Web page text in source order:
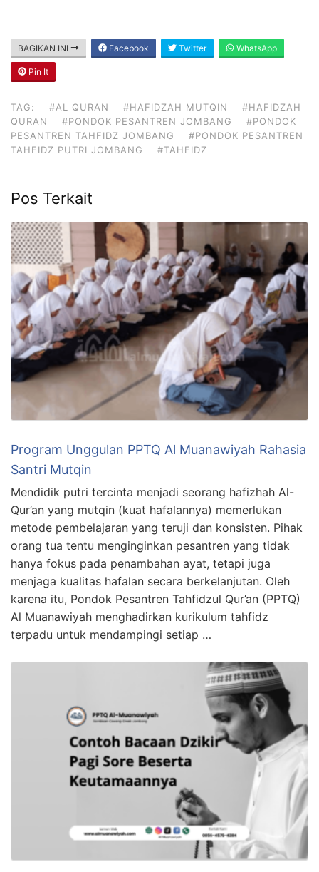
BAGIKAN INI Facebook Twitter WhatsApp
Pin It
TAG: #AL QURAN #HAFIDZAH MUTQIN
#HAFIDZAH
QURAN
#PONDOK PESANTREN JOMBANG
#PONDOK
PESANTREN TAHFIDZ JOMBANG
#PONDOK PESANTREN
TAHFIDZ PUTRI JOMBANG
#TAHFIDZ
Pos Terkait
Program Unggulan PPTQ Al Muanawiyah Rahasia
Santri Mutqin
Mendidik putri tercinta menjadi seorang hafizhah Al-
Qur’an yang mutqin (kuat hafalannya) memerlukan
metode pembelajaran yang teruji dan konsisten. Pihak
orang tua tentu menginginkan pesantren yang tidak
hanya fokus pada penambahan ayat, tetapi juga
menjaga kualitas hafalan secara berkelanjutan. Oleh
karena itu, Pondok Pesantren Tahfidzul Qur’an (PPTQ)
Al Muanawiyah menghadirkan kurikulum tahfidz
terpadu untuk mendampingi setiap …